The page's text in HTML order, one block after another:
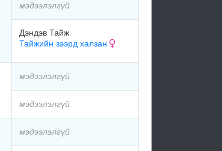
мэдээлэлгүй
Дэндэв Тайж
Тайжийн зээрд халзан
мэдээлэлгүй
мэдээлэлгүй
мэдээлэлгүй